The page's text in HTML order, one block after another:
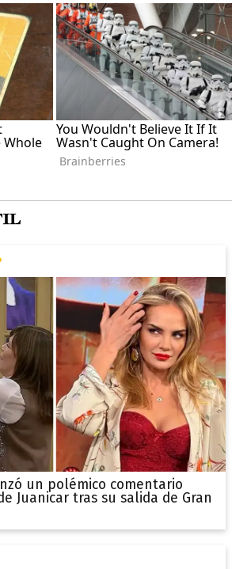
un polémico comentario
Juanicar tras su salida de Gran